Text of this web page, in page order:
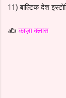
11) बाल्टिक देश
✍️काज़ा क्लास